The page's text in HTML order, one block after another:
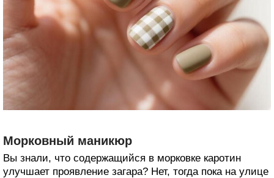
Морковный маникюр
Вы знали, что содержащийся в морковке каротин
улучшает проявление загара? Нет, тогда пока на улице